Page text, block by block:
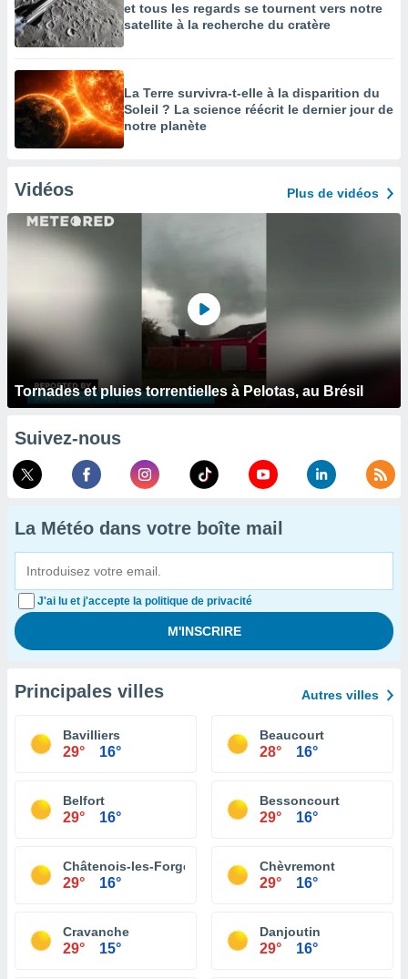
et tous les regards se tournent vers notre
satellite à la recherche du cratère
La Terre survivra-t-elle à la disparition du
Soleil ? La science réécrit le dernier jour de
notre planète
Vidéos Plus de vidéos
Tornades et pluies torrentielles à Pelotas, au Brésil
Suivez-nous
La Météo dans votre boîte mail
J'ai lu et j'accepte la politique de privacité
Principales villes Autres villes
Bavilliers
29° 16°
Beaucourt
28° 16°
Belfort
29° 16°
Bessoncourt
29° 16°
Châtenois-les-Forges
29° 16°
Chèvremont
29° 16°
Cravanche
29° 15°
Danjoutin
29° 16°